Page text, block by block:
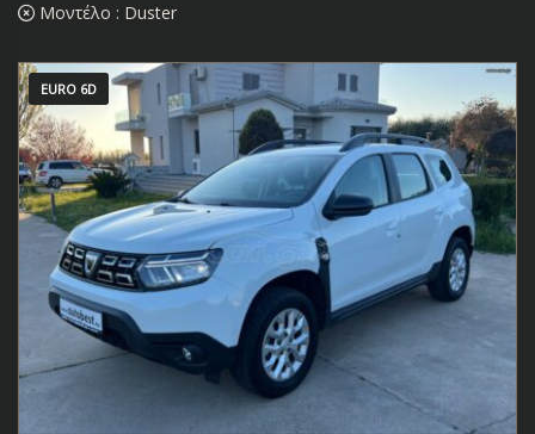
Μοντέλο : Duster
EURO 6D